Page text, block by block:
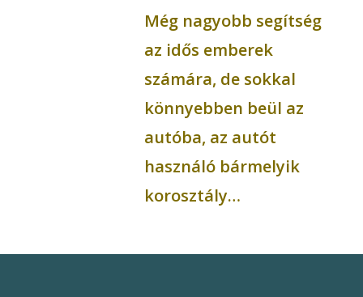
Még nagyobb segítség
az idős emberek
számára, de sokkal
könnyebben beül az
autóba, az autót
használó bármelyik
korosztály…